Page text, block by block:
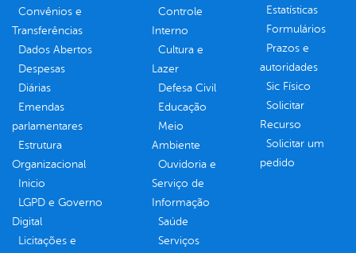
Convênios e
Transferências
Dados Abertos
Despesas
Diárias
Emendas
parlamentares
Estrutura
Organizacional
Inicio
LGPD e Governo
Digital
Licitações e
Controle
Interno
Cultura e
Lazer
Defesa Civil
Educação
Meio
Ambiente
Ouvidoria e
Serviço de
Informação
Saúde
Serviços
Estatísticas
Formulários
Prazos e
autoridades
Sic Físico
Solicitar
Recurso
Solicitar um
pedido